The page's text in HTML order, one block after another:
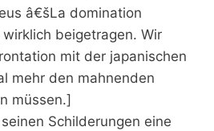
â€šLa domination
beigetragen. Wir
mit der japanischen
mehr den mahnenden
müssen.]
Schilderungen eine